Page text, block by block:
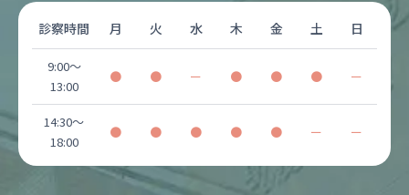
診察時間 月 火 水 木 金 土 日
9:00〜
13:00
● ● ー ● ● ● ー
14:30〜
18:00
● ● ● ● ● ー ー